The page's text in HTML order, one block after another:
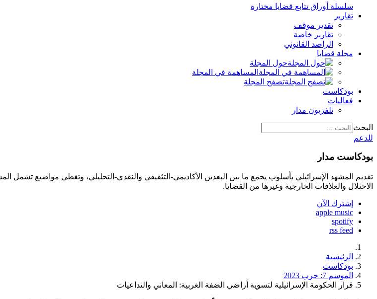
سلسلة أوراق تتابع قضايا مختارة
تقارير
تقدير موقف
تقارير خاصة
الراصد القانوني
مجلة قضايا
حول المجلة
المساهمة في المجلة
تصفح المجلة
بودكاست
فعاليات
تلفزيون مدار
البحث
للدعم
بودكاست مدار
تقديم المشهد الإسرائيلي بأسلوب يجمع ما بين البعدين الأكاديمي-التثقيفي والنقدي-التحليلي، وتغطي مواضيع تشمل
الاحتلال والعلاقات الخارجية وغيرها من القضايا.
إشترك الآن
apple music
spotify
rss feed
الرئيسية
بودكاست
الموسم 7: حرب 2023
قرار الحكومة الإسرائيلية لتسوية أراضي الضفة الغربية: المعاني والتداعيات